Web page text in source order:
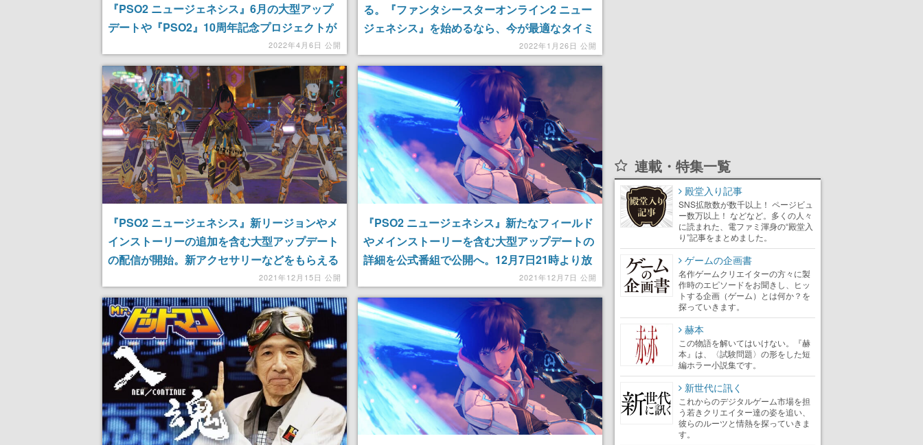
『PSO2 ニュージェネシス』6月の大型アップ
デートや『PSO2』10周年記念プロジェクトが
発表。公認の動画クリエイター募集も開始
2022年4月6日 公開
る。『ファンタシースターオンライン2 ニュー
ジェネシス』を始めるなら、今が最適なタイミ
2022年1月26日 公開
『PSO2 ニュージェネシス』新リージョンやメ
インストーリーの追加を含む大型アップデート
の配信が開始。新アクセサリーなどをもらえる
2021年12月15日 公開
『PSO2 ニュージェネシス』新たなフィールド
やメインストーリーを含む大型アップデートの
詳細を公式番組で公開へ。12月7日21時より放
2021年12月7日 公開
連載・特集一覧
殿堂入り記事
SNS拡散数が数千以上！ ページビュ
ー数万以上！ などなど。多くの人々
に読まれた、電ファミ渾身の“殿堂入
り”記事をまとめました。
ゲームの企画書
名作ゲームクリエイターの方々に製
作時のエピソードをお聞きし、ヒッ
トする企画（ゲーム）とは何か？を
探っていきます。
赫本
この物語を解いてはいけない。『赫
本』は、〈試験問題〉の形をした短
編ホラー小説集です。
新世代に訊く
これからのデジタルゲーム市場を担
う若きクリエイター達の姿を追い、
彼らのルーツと情熱を探っていきま
す。